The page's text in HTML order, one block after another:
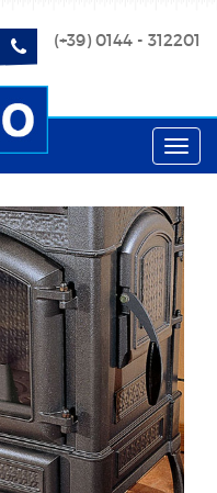
(+39) 0144 - 312201